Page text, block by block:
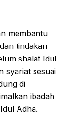
membantu
tindakan
shalat Idul
syariat sesuai
di
ibadah
Adha.